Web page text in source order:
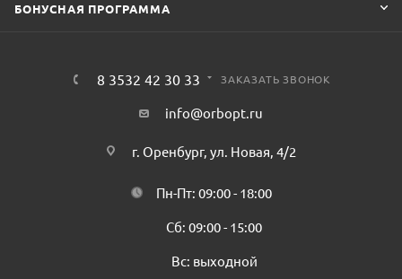
БОНУСНАЯ ПРОГРАММА
8 3532 42 30 33 ЗАКАЗАТЬ ЗВОНОК
info@orbopt.ru
г. Оренбург, ул. Новая, 4/2
Пн-Пт: 09:00 - 18:00
Сб: 09:00 - 15:00
Вс: выходной